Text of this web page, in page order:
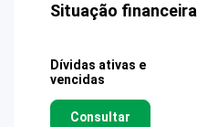
Situação financeira
Dívidas ativas e
vencidas
Consultar